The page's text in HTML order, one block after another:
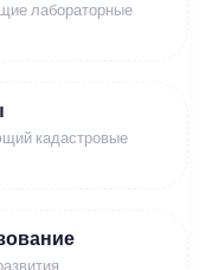
лабораторные
кадастровые